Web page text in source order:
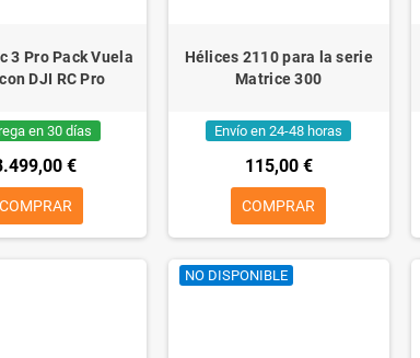
3 Pro Pack Vuela
DJI RC Pro
en 30 días
€
COMPRAR
Hélices 2110 para la serie
Matrice 300
Envío en 24-48 horas
115,00 €
COMPRAR
NO DISPONIBLE